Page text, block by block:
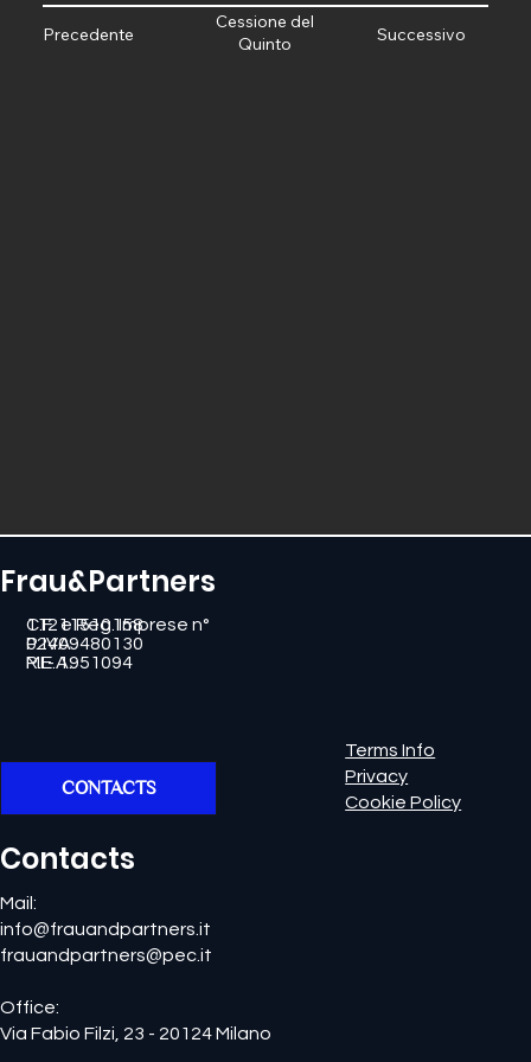
Precedente
Cessione del
Quinto
Successivo
Frau&Partners
C.F. e Reg. Imprese n°
P. IVA
R.E.A.
11211510158
02409480130
MI - 1951094
Contacts
Mail:
info@frauandpartners.it
frauandpartners@pec.it
Office:
Via Fabio Filzi, 23 - 20124 Milano
CONTACTS
Terms Info
Privacy
Cookie Policy